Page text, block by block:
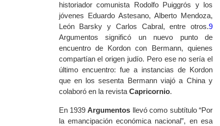
historiador comunista Rodolfo Puiggrós y los
jóvenes Eduardo Astesano, Alberto Mendoza,
León Barsky y Carlos Cabral, entre otros.9
Argumentos
significó un nuevo punto de
encuentro de Kordon con Bermann, quienes
compartían el origen judío. Pero ese no sería el
último encuentro: fue a instancias de Kordon
que en los sesenta Bermann viajó a China y
colaboró en la revista Capricornio.
En 1939Argumentos llevó como subtítulo “Por
la emancipación económica nacional”, en esa